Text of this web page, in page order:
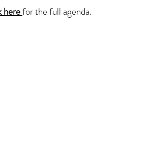
herefor the full agenda.